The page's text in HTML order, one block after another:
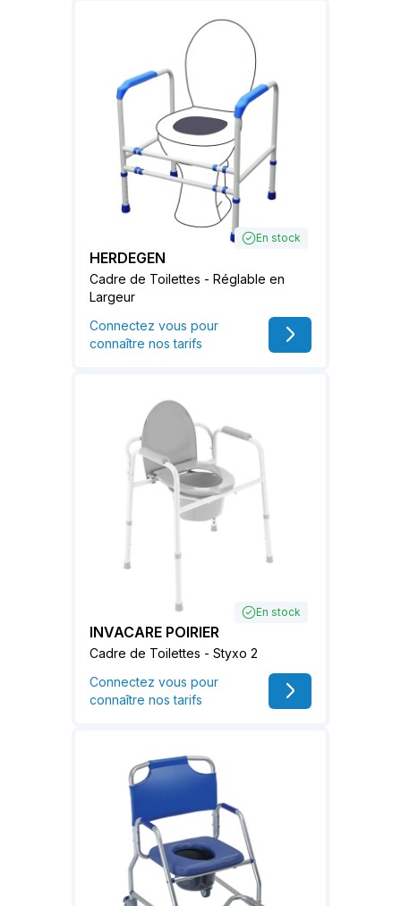
En stock
HERDEGEN
Cadre de Toilettes - Réglable en
Largeur
Connectez vous pour
connaître nos tarifs
En stock
INVACARE POIRIER
Cadre de Toilettes - Styxo 2
Connectez vous pour
connaître nos tarifs